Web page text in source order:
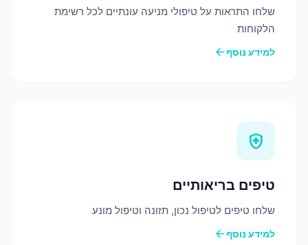
שלחו התראות על טיפולי מניעה עונתיים לכל רשימת
הלקוחות
למידע נוסףarrow_back
health_and_safety
טיפים בריאותיים
שלחו טיפים לטיפול נכון, תזונה וטיפול מונע
למידע נוסףarrow_back